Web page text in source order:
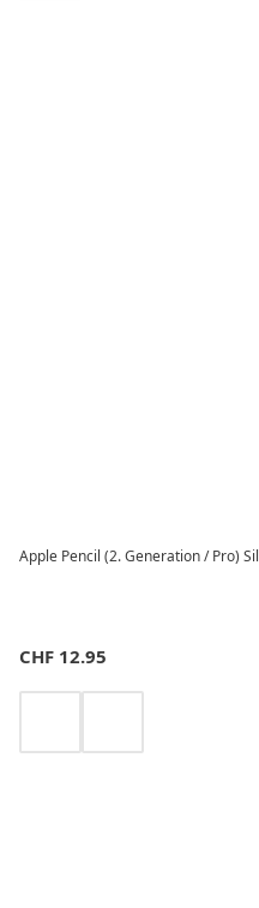
Apple Pencil (2. Generation / Pro)
CHF 12.95